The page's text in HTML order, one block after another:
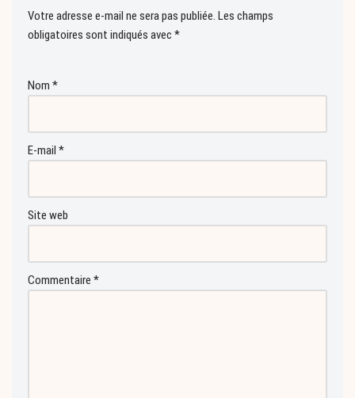
Votre adresse e-mail ne sera pas publiée. Les champs
obligatoires sont indiqués avec *
Nom *
E-mail *
Site web
Commentaire *